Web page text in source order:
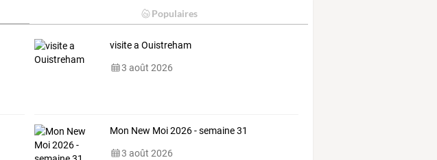
Populaires
visite a Ouistreham
3 août 2026
Mon New Moi 2026 - semaine 31
3 août 2026